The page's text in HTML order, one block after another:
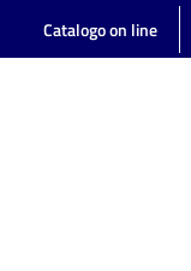
Catalogo on line